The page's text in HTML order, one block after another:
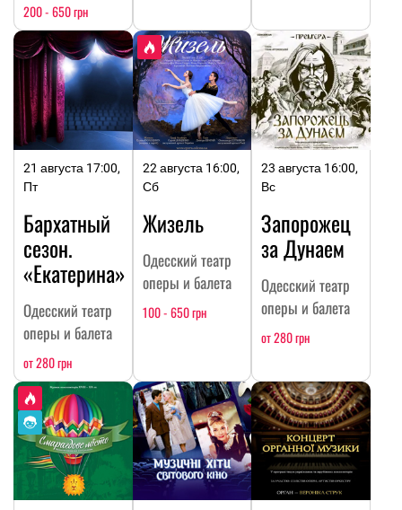
200 - 650 грн
21 августа 17:00,
Пт
Бархатный
сезон.
«Екатерина»
Одесский театр
оперы и балета
от 280 грн
22 августа 16:00,
Сб
Жизель
Одесский театр
оперы и балета
100 - 650 грн
23 августа 16:00,
Вс
Запорожец
за Дунаем
Одесский театр
оперы и балета
от 280 грн